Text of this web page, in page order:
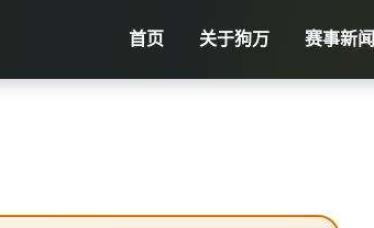
首页 关于狗万 赛事新闻